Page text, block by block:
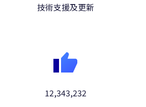
技術支援及更新
12,343,232